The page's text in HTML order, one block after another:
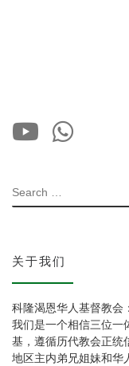
SEARCH
关于我们
科隆渴恩华人基督教会：
我们是一个相信三位一
基，遵循历代教会正统
地区主内弟兄姐妹和华